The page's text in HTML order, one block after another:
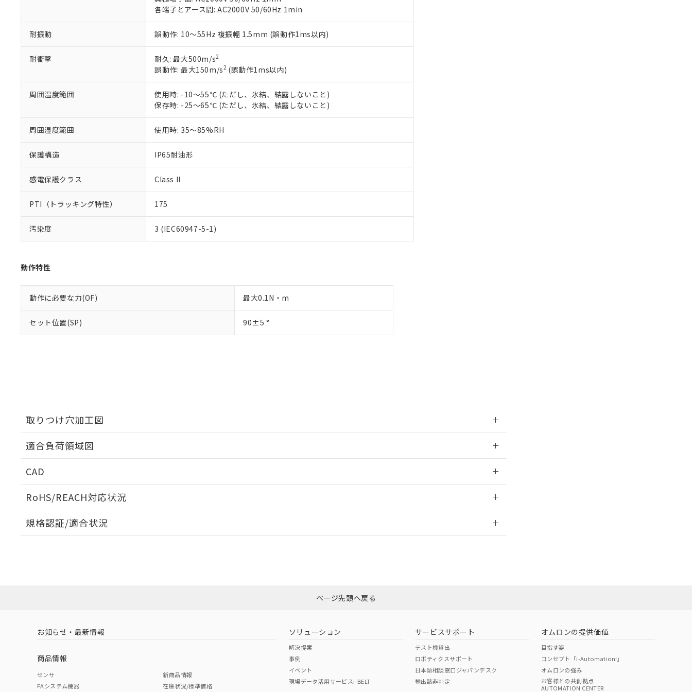
各端子とアース間: AC2000V 50/60Hz 1min
耐振動 誤動作: 10～55Hz 複振幅 1.5mm (誤動作1ms以内)
耐衝撃 耐久: 最大500m/s2
誤動作: 最大150m/s2(誤動作1ms以内)
周囲温度範囲
使用時: -10～55℃ (ただし、氷結、結露しないこと)
保存時: -25～65℃ (ただし、氷結、結露しないこと)
周囲湿度範囲 使用時: 35～85%RH
保護構造 IP65耐油形
感電保護クラス Class II
PTI（トラッキング特性） 175
汚染度 3 (IEC60947-5-1)
動作特性
動作に必要な力(OF) 最大0.1N・m
セット位置(SP) 90±5 °
取りつけ穴加工図
適合負荷領域図
CAD
RoHS/REACH対応状況
EU RoHS 注意事項・凡例
ダウンロードはこちら
中国 RoHS 注意事項・凡例
中国 RoHS表
規格認証/適合状況
（イギリス
（ノルウェー
（日本
（アメリカ
当社販売員にご相談ください。
オムロン制御機器販売店や当社販売拠点は「販売ネットワーク
」をご確認ください。
在庫状況および標準価格結果を当社の事前の承諾なく第三者に漏洩または開示しないようお願いしま
ている必要があります。
お客様が当ウェブサイト上で当社にご登録された部品リストについて、当社および当社の共同利用者
が、当社の製品・サービスに関するお客様との取引・商談に必要な範囲で利用することをご了承くだ
さい。
※当社の共同利用者とは、"個人情報の共同利用に関して"
いる法人を指します。
※2 対応予定月
部品在庫の切り替え状況などにより、予定月が前後することがあります。
※3 非含有証明書ダウンロード
下記の非含有証明書をダウンロードすることができます。
EU RoHS指令（10物質）の非含有証明書
51物質の非含有証明書（当社基準）
※本証明書は発行日時点で非含有を証明するもので、過去に遡って非含有を証明するものではありません。
また、RoHS指令のフタル酸エステル類４物質の対応では、対応完了までの期間は出荷製品に未対応品が
混在することから備考欄に対応日を記載しておりました。
り割愛しております。
※2 環境保護使用期限
「ｅ」：有害物質（10物質）のすべてが基準値以下であることを示します。
「10」：通常の使用状況下において有害物質が外部に漏えいし、環境に深刻な影響を及ぼさない年数を意
味します。
「－」：未確認です。当社販売部門へお問い合わせください。
当社は、貴社製品を第三者に販売する場合は、上記1、2および3の内容を当該第三者に通知します。
また当社は、販売先および販売に係わる関係者が違法に輸出するおそれがある場合は、取り引きをい
たしません。
△ 一定数には満たないが在庫あり
－
在庫なし(最新の在庫状況については、お客様のお取引先、またはお客様担当のオムロン制御
機器販売店・当社販売員にご確認ください)
空
白
受注生産機種、また在庫状況の情報を公開していない機種
ページ先頭へ戻る
お知らせ・最新情報
商品情報
センサ
FAシステム機器
新商品情報
在庫状況/標準価格
ソリューション
解決提案
事例
イベント
現場データ活用サービスi-BELT
サービスサポート
テスト機貸出
ロボティクスサポート
日本語相談窓口ジャパンデスク
輸出該非判定
オムロンの提供価値
目指す姿
コンセプト「i-Automation!」
オムロンの強み
お客様との共創拠点
AUTOMATION CENTER